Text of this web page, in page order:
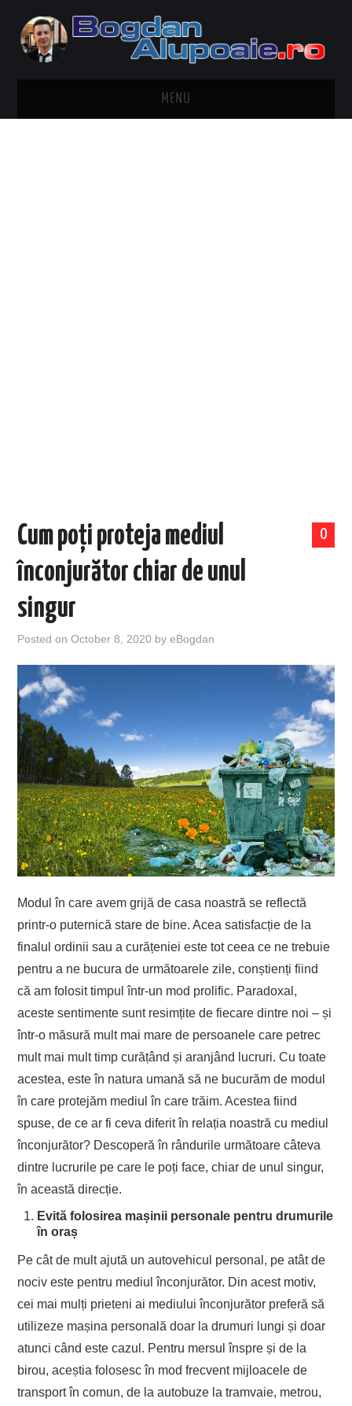
MENU
0
Cum poți proteja mediul
înconjurător chiar de unul
singur
Posted onOctober 8, 2020 byeBogdan
Modul în care avem grijă de casa noastră se reflectă
printr-o puternică stare de bine. Acea satisfacție de la
finalul ordinii sau a curățeniei este tot ceea ce ne trebuie
pentru a ne bucura de următoarele zile, conștienți fiind
că am folosit timpul într-un mod prolific. Paradoxal,
aceste sentimente sunt resimțite de fiecare dintre noi – și
într-o măsură mult mai mare de persoanele care petrec
mult mai mult timp curățând și aranjând lucruri. Cu toate
acestea, este în natura umană să ne bucurăm de modul
în care protejăm mediul în care trăim. Acestea fiind
spuse, de ce ar fi ceva diferit în relația noastră cu mediul
înconjurător? Descoperă în rândurile următoare câteva
dintre lucrurile pe care le poți face, chiar de unul singur,
în această direcție.
Evită folosirea mașinii personale pentru drumurile
în oraș
Pe cât de mult ajută un autovehicul personal, pe atât de
nociv este pentru mediul înconjurător. Din acest motiv,
cei mai mulți prieteni ai mediului înconjurător preferă să
utilizeze mașina personală doar la drumuri lungi și doar
atunci când este cazul. Pentru mersul înspre și de la
birou, aceștia folosesc în mod frecvent mijloacele de
transport în comun, de la autobuze la tramvaie, metrou,